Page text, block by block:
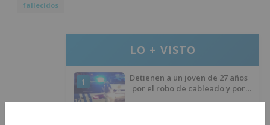
fallecidos
LO + VISTO
1
Detienen a un joven de 27 años
por el robo de cableado y por
atentado contra los agentes